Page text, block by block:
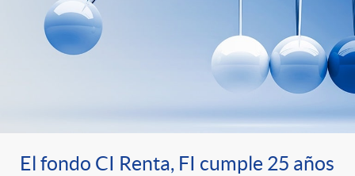
El fondo CI Renta, FI cumple 25 años